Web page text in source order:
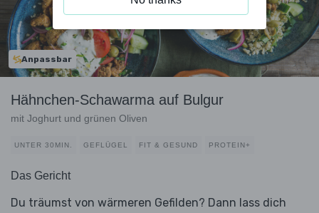
Anpassbar
Hähnchen-Schawarma auf Bulgur
mit Joghurt und grünen Oliven
UNTER 30MIN. GEFLÜGEL FIT & GESUND PROTEIN+
Das Gericht
Du träumst von wärmeren Gefilden? Dann lass dich